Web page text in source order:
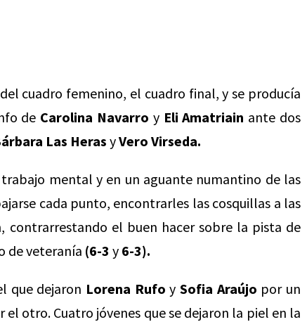
cuadro femenino, el cuadro final, y se producía
de Carolina Navarro y Eli Amatriain ante dos
Las Heras yVero Virseda.
mental y en un aguante numantino de las
cada punto, encontrarles las cosquillas a las
contrarrestando el buen hacer sobre la pista de
de veteranía (6-3 y 6-3).
que dejaron Lorena Rufo ySofia Araújo por un
el otro. Cuatro jóvenes que se dejaron la piel en la